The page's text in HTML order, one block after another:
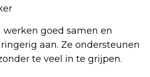
werken goed samen en
aan. Ze ondersteunen
te veel in te grijpen.